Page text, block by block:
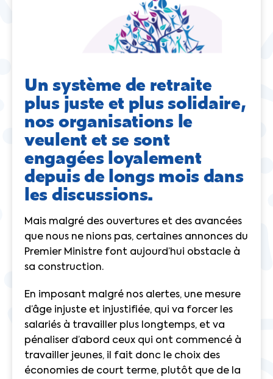
Un système de retraite
plus juste et plus solidaire,
nos organisations le
veulent et se sont
engagées loyalement
depuis de longs mois dans
les discussions.
Mais malgré des ouvertures et des avancées
que nous ne nions pas, certaines annonces du
Premier Ministre font aujourd’hui obstacle à
sa construction.
En imposant malgré nos alertes, une mesure
d’âge injuste et injustifiée, qui va forcer les
salariés à travailler plus longtemps, et va
pénaliser d’abord ceux qui ont commencé à
travailler jeunes, il fait donc le choix des
économies de court terme, plutôt que de la